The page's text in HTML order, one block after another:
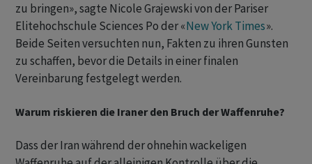
zu bringen», sagte Nicole Grajewski von der Pariser
Elitehochschule Sciences Po der «New York Times».
Beide Seiten versuchten nun, Fakten zu ihren Gunsten
zu schaffen, bevor die Details in einer finalen
Vereinbarung festgelegt werden.
Warum riskieren die Iraner den Bruch der Waffenruhe?
Dass der Iran während der ohnehin wackeligen